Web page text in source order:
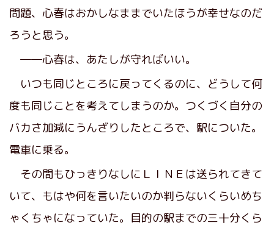
問題、心春はおかしなままでいたほうが幸せなのだ
ろうと思う。
――心春は、あたしが守ればいい。
いつも同じところに戻ってくるのに、どうして何
度も同じことを考えてしまうのか。つくづく自分の
バカさ加減にうんざりしたところで、駅についた。
電車に乗る。
その間もひっきりなしにＬＩＮＥは送られてきて
いて、もはや何を言いたいのか判らないくらいめち
ゃくちゃになっていた。目的の駅までの三十分くら